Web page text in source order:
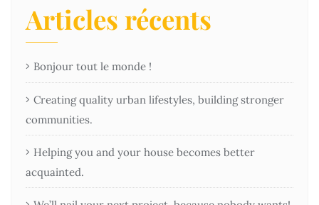
Articles récents
Bonjour tout le monde !
Creating quality urban lifestyles, building stronger
communities.
Helping you and your house becomes better
acquainted.